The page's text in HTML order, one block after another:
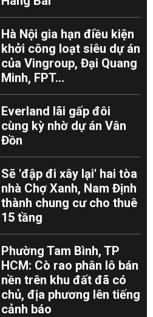
Hà Nội gia hạn điều kiện
khởi công loạt siêu dự án
của Vingroup, Đại Quang
Minh, FPT...
Everland lãi gấp đôi
cùng kỳ nhờ dự án Vân
Đồn
Sẽ 'đập đi xây lại' hai tòa
nhà Chợ Xanh, Nam Định
thành chung cư cho thuê
15 tầng
Phường Tam Bình, TP
HCM: Cò rao phân lô bán
nền trên khu đất đã có
chủ, địa phương lên tiếng
cảnh báo